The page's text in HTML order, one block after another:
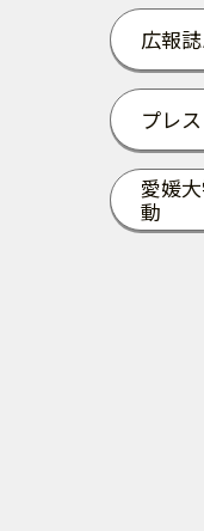
広報
プレ
愛媛
動